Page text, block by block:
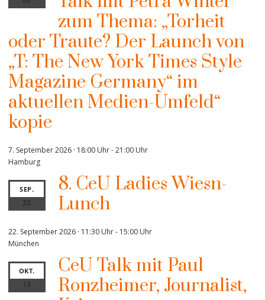
zum Thema: „Torheit
oder Traute? Der Launch von
„T: The New York Times Style
Magazine Germany“ im
aktuellen Medien-Umfeld“
kopie
7. September 2026 · 18:00 Uhr-21:00 Uhr
Hamburg
SEP.
22
8. CeU Ladies Wiesn-
Lunch
22. September 2026 · 11:30 Uhr- 15:00 Uhr
München
OKT.
13
CeU Talk mit Paul
Ronzheimer, Journalist,